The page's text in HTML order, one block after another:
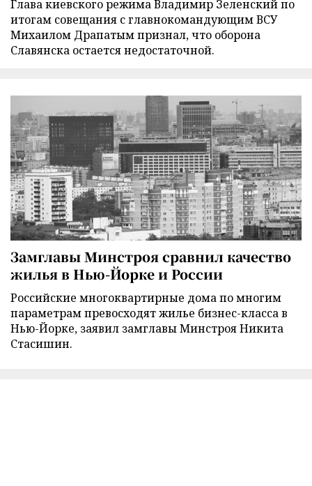
Глава киевского режима Владимир Зеленский по
итогам совещания с главнокомандующим ВСУ
Михаилом Драпатым признал, что оборона
Славянска остается недостаточной.
Замглавы Минстроя сравнил качество
жилья в Нью-Йорке и России
Российские многоквартирные дома по многим
параметрам превосходят жилье бизнес-класса в
Нью-Йорке, заявил замглавы Минстроя Никита
Стасишин.